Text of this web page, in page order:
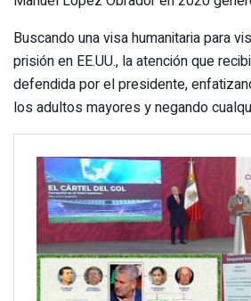
Buscando una visa humanitaria para
prisión en EE.UU., la atención que
defendida por el presidente,
los adultos mayores y negando